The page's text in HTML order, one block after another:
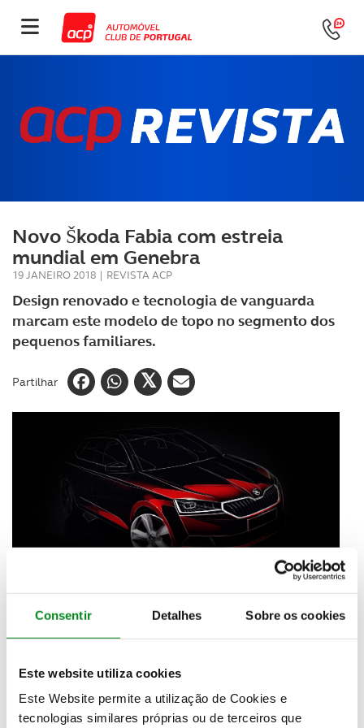
Consentir Detalhes Sobre os cookies
Este website utiliza cookies
Este Website permite a utilização de Cookies e
tecnologias similares próprias ou de terceiros que
Novo Škoda Fabia com estreia
mundial em Genebra
19 JANEIRO 2018 | REVISTA ACP
Design renovado e tecnologia de vanguarda
marcam este modelo de topo no segmento dos
pequenos familiares.
Partilhar
Uma nova seção dianteira, com faróis em LED,
mais robusto e personalizado
luzes traseiras em LED estão disponíveis para este
modelo,mas as alterações nesta nova geração são